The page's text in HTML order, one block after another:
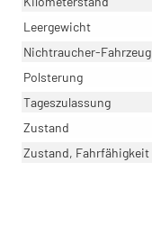
Leergewicht
Nichtraucher-Fahrzeug
Polsterung
Tageszulassung
Zustand
Zustand, Fahrfähigkeit